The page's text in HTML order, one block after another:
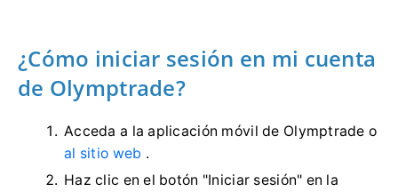
¿Cómo iniciar sesión en mi cuenta
de Olymptrade?
Acceda a la aplicación móvil de Olymptrade o
al sitio web .
Haz clic en el botón "Iniciar sesión" en la